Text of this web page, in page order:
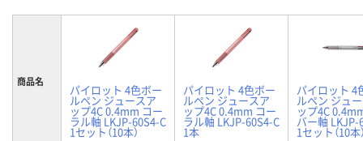
商品名
パイロット 4色ボー
ルペン ジュースア
ップ4C 0.4mm コー
ラル軸 LKJP-60S4-C
1セット（10本）
パイロット 4色ボー
ルペン ジュースア
ップ4C 0.4mm コー
ラル軸 LKJP-60S4-C
1本
パイロット 4
ルペン ジュ
ップ4C
バー軸 LKJP-
1セット（10本